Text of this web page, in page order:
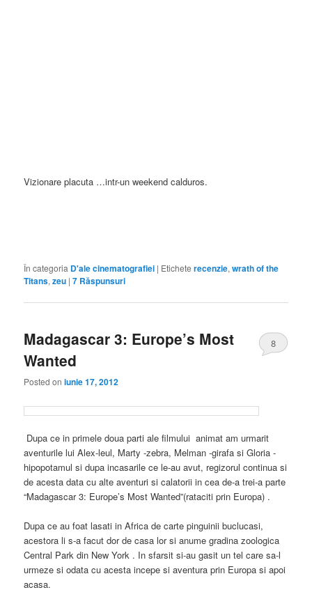
Vizionare placuta …intr-un weekend calduros.
În categoria D'ale cinematografiei | Etichete recenzie,wrath of the
Titans,zeu |7 Răspunsuri
Madagascar 3: Europe’s Most
Wanted
Posted oniunie 17, 2012
8
Dupa ce in primele doua parti ale filmului animat am urmarit
aventurile lui Alex-leul, Marty -zebra, Melman -girafa si Gloria -
hipopotamul si dupa incasarile ce le-au avut, regizorul continua si
de acesta data cu alte aventuri si calatorii in cea de-a trei-a parte
“Madagascar 3: Europe’s Most Wanted”(rataciti prin Europa) .
Dupa ce au foat lasati in Africa de carte pinguinii buclucasi,
acestora li s-a facut dor de casa lor si anume gradina zoologica
Central Park din New York . In sfarsit si-au gasit un tel care sa-l
urmeze si odata cu acesta incepe si aventura prin Europa si apoi
acasa.